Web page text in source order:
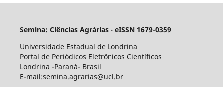
Semina: Ciências Agrárias - eISSN 1679-0359
Universidade Estadual de Londrina
Portal de Periódicos Eletrônicos Científicos
Londrina -Paraná- Brasil
E-mail:semina.agrarias@uel.br